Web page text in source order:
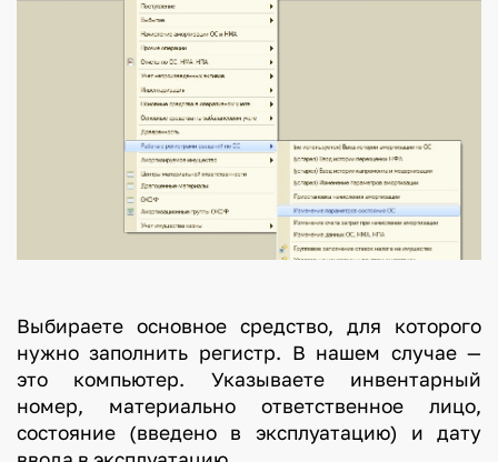
Выбираете основное средство, для которого
нужно заполнить регистр. В нашем случае —
это компьютер. Указываете инвентарный
номер, материально ответственное лицо,
состояние (введено в эксплуатацию) и дату